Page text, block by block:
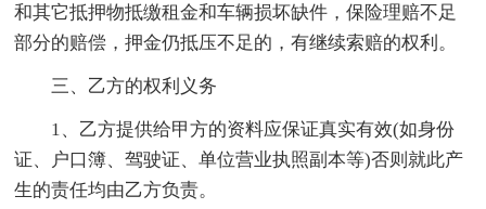
和其它抵押物抵缴租金和车辆损坏缺件，保险理赔不足
部分的赔偿，押金仍抵压不足的，有继续索赔的权利。
三、乙方的权利义务
1、乙方提供给甲方的资料应保证真实有效(如身份
证、户口簿、驾驶证、单位营业执照副本等)否则就此产
生的责任均由乙方负责。